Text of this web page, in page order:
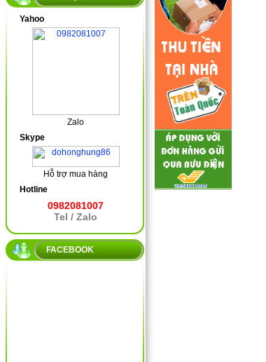
Yahoo
Zalo
Skype
Hỗ trợ mua hàng
Hotline
0982081007
Tel / Zalo
FACEBOOK